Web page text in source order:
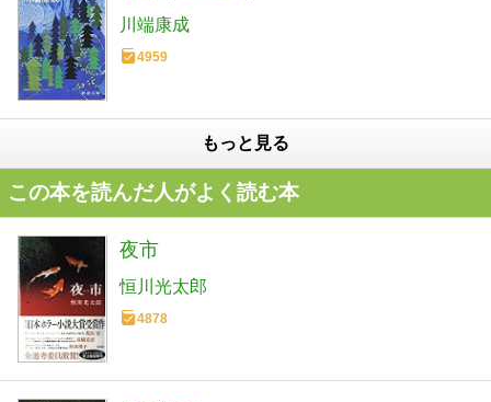
川端康成
4959
もっと見る
この本を読んだ人がよく読む本
夜市
恒川光太郎
4878